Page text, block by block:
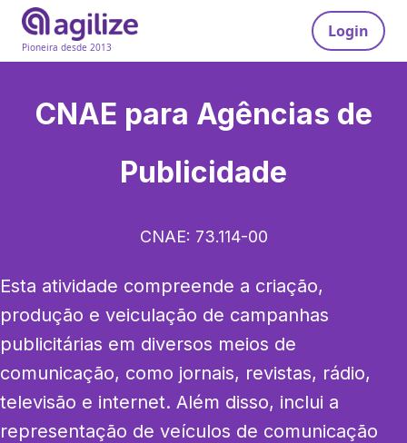
Pioneira desde 2013
Login
CNAE para Agências de
Publicidade
CNAE: 73.114-00
Esta atividade compreende a criação,
produção e veiculação de campanhas
publicitárias em diversos meios de
comunicação, como jornais, revistas, rádio,
televisão e internet. Além disso, inclui a
representação de veículos de comunicação